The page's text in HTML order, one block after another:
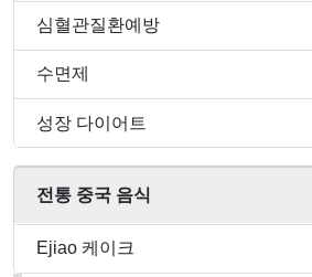
심혈관질환예방
수면제
성장 다이어트
전통 중국 음식
Ejiao 케이크